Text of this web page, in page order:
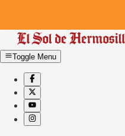
Toggle Menu